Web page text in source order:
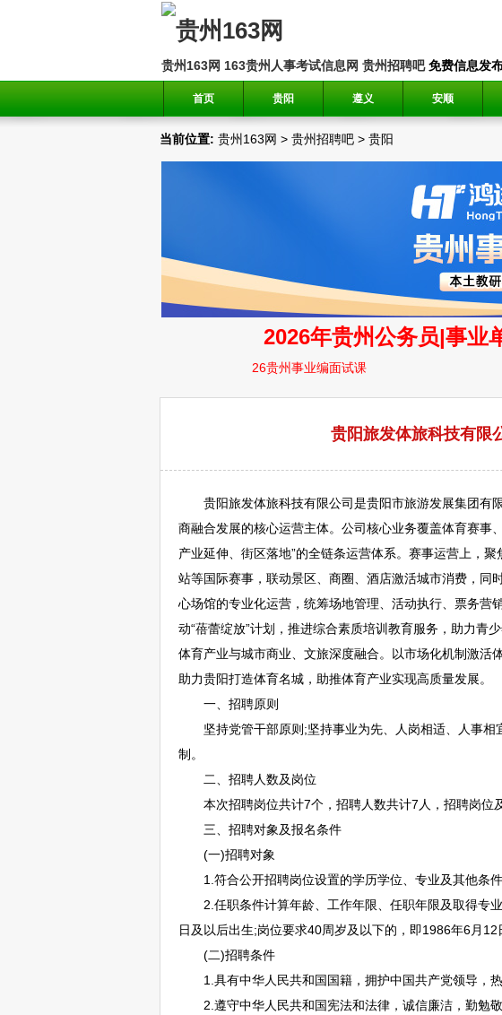
贵州163网 163贵州人事考试信息网 贵州招聘吧免费信息发
首页 贵阳 遵义 安顺
当前位置: 贵州163网 > 贵州招聘吧 > 贵阳
贵阳旅发体旅科技有限
贵阳旅发体旅科技有限公司是贵阳市旅游发展集团有
商融合发展的核心运营主体。公司核心业务覆盖体育赛事
产业延伸、街区落地”的全链条运营体系。赛事运营上，
站等国际赛事，联动景区、商圈、酒店激活城市消费，同
心场馆的专业化运营，统筹场地管理、活动执行、票务营
动“蓓蕾绽放”计划，推进综合素质培训教育服务，助力青
体育产业与城市商业、文旅深度融合。以市场化机制激活
助力贵阳打造体育名城，助推体育产业实现高质量发展。
一、 招聘原则
坚持党管干部原则;坚持事业为先、人岗相适、人事相
制。
二、 招聘人数及岗位
本次招聘岗位共计7个， 招聘人数共计7人， 招聘岗位
三、 招聘对象及报名条件
(一)招聘对象
1.符合公开招聘岗位设置的学历学位、专业及其他条
2.任职条件计算年龄、工作年限、任职年限及取得专业
日及以后出生;岗位要求40周岁及以下的，即1986年6月
(二)招聘条件
1.具有中华人民共和国国籍，拥护中国共产党领导，
2.遵守中华人民共和国宪法和法律，诚信廉洁，勤勉